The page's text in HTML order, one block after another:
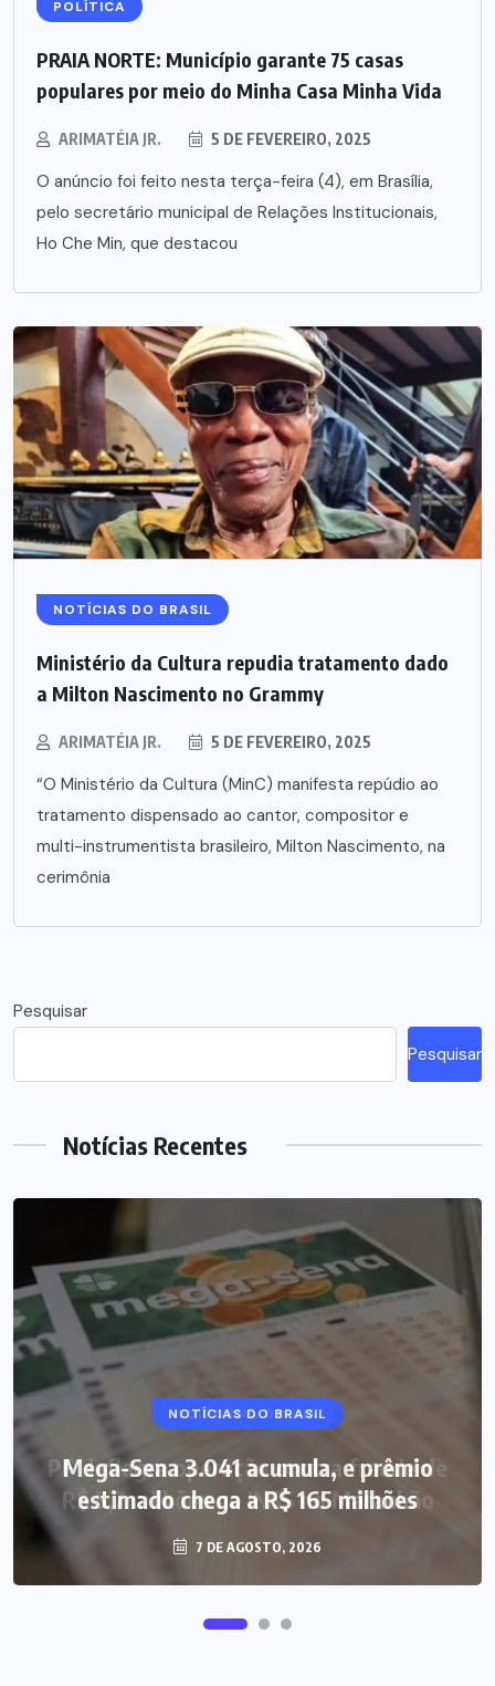
POLÍTICA
PRAIA NORTE: Município garante 75 casas
populares por meio do Minha Casa Minha Vida
ARIMATÉIA JR. 5 DE FEVEREIRO, 2025
O anúncio foi feito nesta terça-feira (4), em Brasília,
pelo secretário municipal de Relações Institucionais,
Ho Che Min, que destacou
NOTÍCIAS DO BRASIL
Ministério da Cultura repudia tratamento dado
a Milton Nascimento no Grammy
ARIMATÉIA JR. 5 DE FEVEREIRO, 2025
“O Ministério da Cultura (MinC) manifesta repúdio ao
tratamento dispensado ao cantor, compositor e
multi-instrumentista brasileiro, Milton Nascimento, na
cerimônia
Pesquisar
Pesquisar
Notícias Recentes
NOTÍCIAS DO BRASIL
Mega-Sena 3.041 acumula, e prêmio
estimado chega a R$ 165 milhões
7 DE AGOSTO, 2026